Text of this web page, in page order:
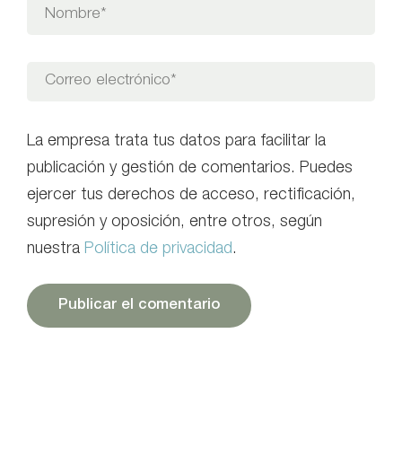
La empresa trata tus datos para facilitar la
publicación y gestión de comentarios. Puedes
ejercer tus derechos de acceso, rectificación,
supresión y oposición, entre otros, según
nuestra Política de privacidad.